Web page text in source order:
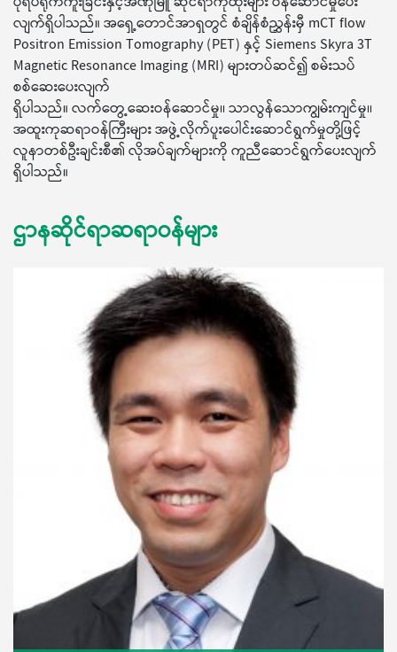
လျက်ရှိပါသည်။ အရှေ့တောင်အာရှတွင် စံချိန်စံညွှန်းမှီ mCT flow
Positron Emission Tomography (PET) နှင့် Siemens Skyra 3T
Magnetic Resonance Imaging (MRI) များတပ်ဆင်၍ စမ်းသပ်
စစ်ဆေးပေးလျက်
ရှိပါသည်။ လက်တွေ့ဆေးဝန်ဆောင်မှု၊၊ သာလွန်သောကျွမ်းကျင်မှု၊၊
အထူးကုဆရာဝန်ကြီးများ အဖွဲ့လိုက်ပူးပေါင်းဆောင်ရွက်မှုတို့ဖြင့်
လူနာတစ်ဦးချင်းစီ၏ လိုအပ်ချက်များကို ကူညီဆောင်ရွက်ပေးလျက်
ရှိပါသည်။
ဌာနဆိုင်ရာဆရာဝန်များ